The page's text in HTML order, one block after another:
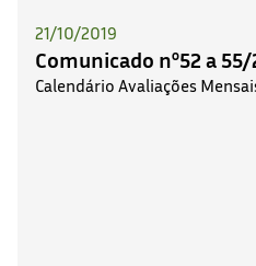
21/10/2019
Comunicado nº52 a 55/
Calendário Avaliações